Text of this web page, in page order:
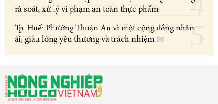
rà soát, xử lý vi phạm an toàn thực phẩm
Tp. Huế: Phường Thuận An vì một cộng đồng nhân
ái, giàu lòng yêu thương và trách nhiệm